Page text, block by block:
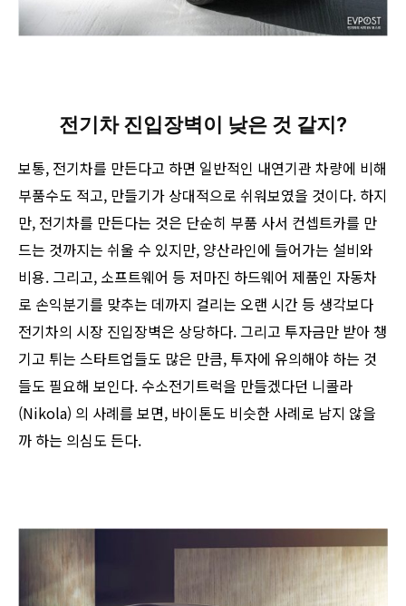
전기차 진입장벽이 낮은 것 같지?
보통, 전기차를 만든다고 하면 일반적인 내연기관 차량에 비해
부품수도 적고, 만들기가 상대적으로 쉬워보였을 것이다. 하지
만, 전기차를 만든다는 것은 단순히 부품 사서 컨셉트카를 만
드는 것까지는 쉬울 수 있지만, 양산라인에 들어가는 설비와
비용. 그리고, 소프트웨어 등 저마진 하드웨어 제품인 자동차
로 손익분기를 맞추는 데까지 걸리는 오랜 시간 등 생각보다
전기차의 시장 진입장벽은 상당하다. 그리고 투자금만 받아 챙
기고 튀는 스타트업들도 많은 만큼, 투자에 유의해야 하는 것
들도 필요해 보인다. 수소전기트럭을 만들겠다던 니콜라
(Nikola) 의 사례를 보면, 바이톤도 비슷한 사례로 남지 않을
까 하는 의심도 든다.